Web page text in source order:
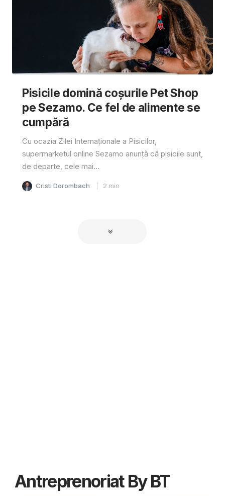
Pisicile domină coșurile Pet Shop
pe Sezamo. Ce fel de alimente se
cumpără
Cu ocazia Zilei Internaționale a Pisicilor,
supermarketul online Sezamo anunță că pisicile sunt,
de departe, cele mai...
Cristi Dorombach 2 min
Antreprenoriat By BT